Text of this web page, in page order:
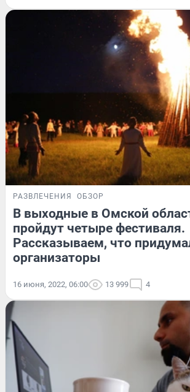
РАЗВЛЕЧЕНИЯ ОБЗОР
В выходные в Омской
пройдут четыре фестиваля.
Рассказываем, что
организаторы
16 июня, 2022, 06:00 13 999 4